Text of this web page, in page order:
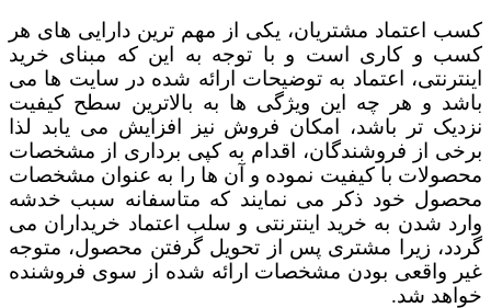
کسب اعتماد مشتریان، یکی از مهم ترین دارایی های هر
کسب و کاری است و با توجه به این که مبنای خرید
اینترنتی، اعتماد به توضیحات ارائه شده در سایت ها می
باشد و هر چه این ویژگی ها به بالاترین سطح کیفیت
نزدیک تر باشد، امکان فروش نیز افزایش می یابد لذا
برخی از فروشندگان، اقدام به کپی برداری از مشخصات
محصولات با کیفیت نموده و آن ها را به عنوان مشخصات
محصول خود ذکر می نمایند که متاسفانه سبب خدشه
وارد شدن به خرید اینترنتی و سلب اعتماد خریداران می
گردد، زیرا مشتری پس از تحویل گرفتن محصول، متوجه
غیر واقعی بودن مشخصات ارائه شده از سوی فروشنده
خواهد شد.